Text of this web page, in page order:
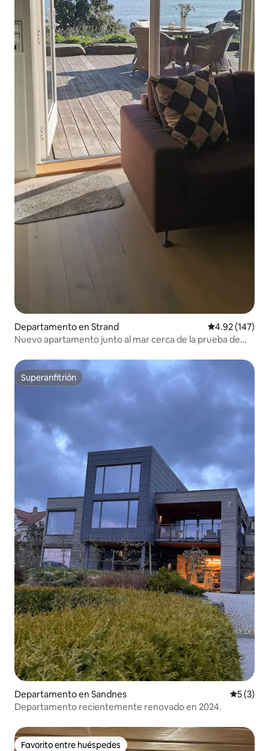
Departamento en Strand Calificación
4.92 (147)
Nuevo apartamento junto al mar cerca de la prueba de
Superanfitrión
Superanfitrión
Departamento en Sandnes
5 (3)
Departamento recientemente renovado en 2024.
Favorito entre huéspedes